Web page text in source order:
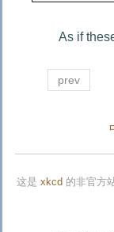
As if
prev
这是 xkcd 的非官方